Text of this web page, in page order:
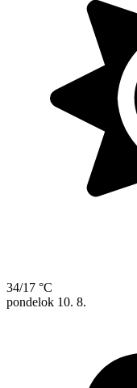
34/17 °C
pondelok 10. 8.